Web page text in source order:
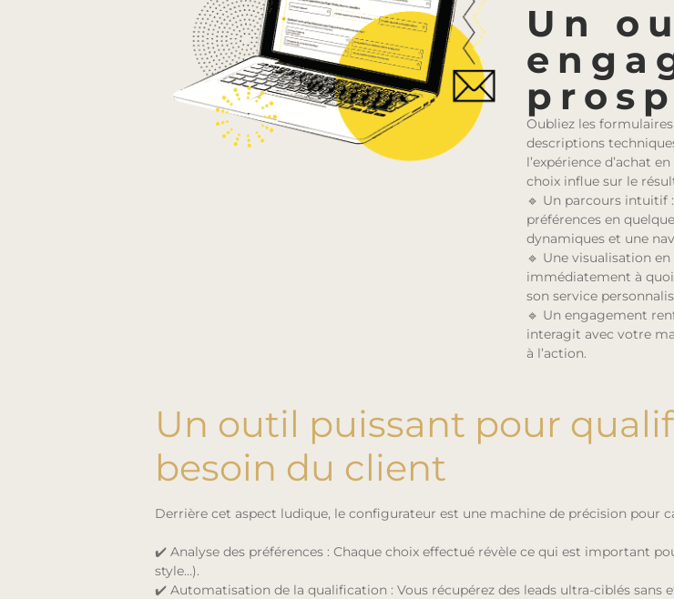
Un
Oubliez les
descriptions
l’expérience d’achat
choix influe sur le
🔹 Un parcours intuitif
préférences en
dynamiques et une
🔹 Une visualisation
immédiatement à
son service
🔹 Un engagement
interagit avec votre
à l’action.
Un outil puissant pour
besoin du client
Derrière cet aspect ludique, le configurateur est une machine de précision pour
✔️ Analyse des préférences : Chaque choix effectué révèle ce qui est important
style…).
✔️ Automatisation de la qualification : Vous récupérez des leads ultra-ciblés sans